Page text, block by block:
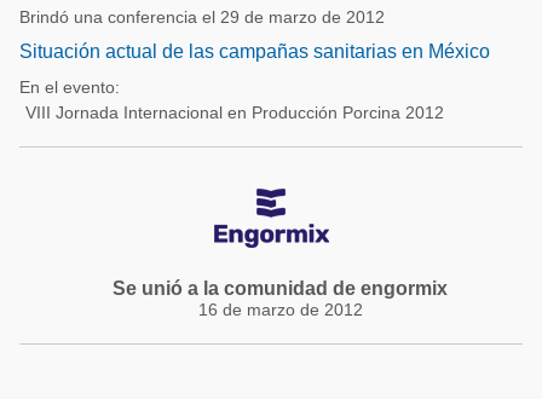
Brindó una conferencia el 29 de marzo de 2012
Situación actual de las campañas sanitarias en México
En el evento:
VIII Jornada Internacional en Producción Porcina 2012
Se unió a la comunidad de engormix
16 de marzo de 2012